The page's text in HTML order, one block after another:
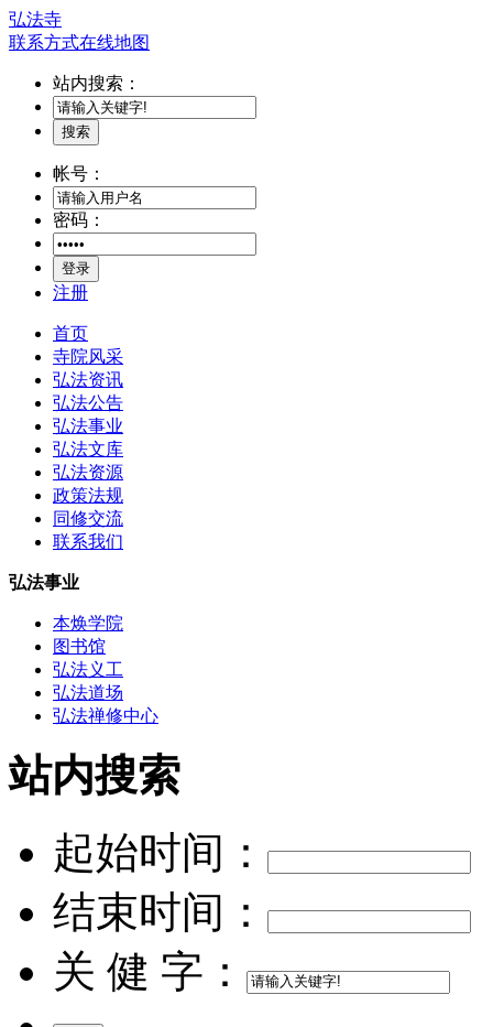
弘法寺
联系方式在线地图
站内搜索：
搜索
帐号：
密码：
登录
注册
首页
寺院风采
弘法资讯
弘法公告
弘法事业
弘法文库
弘法资源
政策法规
同修交流
联系我们
弘法事业
本焕学院
图书馆
弘法义工
弘法道场
弘法禅修中心
站内搜索
起始时间：
结束时间：
关 健 字：